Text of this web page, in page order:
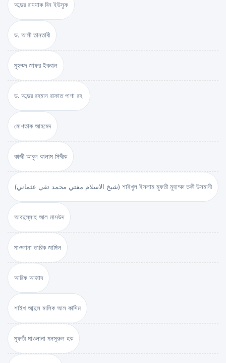
আব্দুর রাযযাক বিন ইউসুফ
ড. আলী তানতাবী
মুহম্মদ জাফর ইকবাল
ড. আব্দুর রহমান রাফাত পাশা রহ.
মোশতাক আহমেদ
কাজী আবুল কালাম সিদ্দীক
(شيخ الاسلام مفتي محمد تقي عثماني) শাইখুল ইসলাম মুফতী মুহাম্মদ তকী উসমানী
আবদুল্লাহ আল মাসউদ
মাওলানা তারিক জামিল
আরিফ আজাদ
শাইখ আব্দুল মালিক আল কাসিম
মুফতী মাওলানা মনসূরুল হক